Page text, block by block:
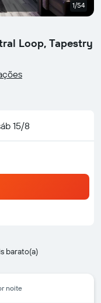
Loop, Tapestry
15/8
barato(a)
noite
1/54